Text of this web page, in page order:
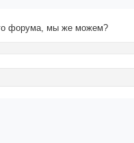
форума, мы же можем?